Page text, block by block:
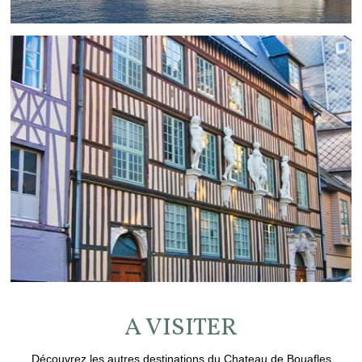
A VISITER
Découvrez les autres destinations du Chateau de Bouafles